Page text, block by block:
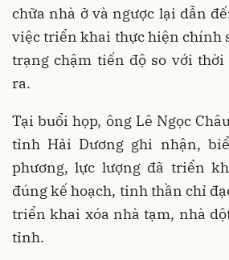
chữa nhà ở và ngược lại dẫn
việc triển khai thực hiện chính
trạng chậm tiến độ so với
ra.
Tại buổi họp, ông Lê Ngọc
tỉnh Hải Dương ghi nhận,
phương, lực lượng đã triển
đúng kế hoạch, tinh thần chỉ
triển khai xóa nhà tạm, nhà
tỉnh.